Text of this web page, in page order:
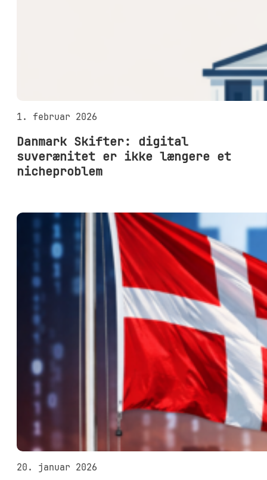
1. februar 2026
Danmark Skifter: digital
suverænitet er ikke længere et
nicheproblem
20. januar 2026